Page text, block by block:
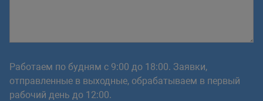
Работаем по будням с 9:00 до 18:00. Заявки,
отправленные в выходные, обрабатываем в первый
рабочий день до 12:00.